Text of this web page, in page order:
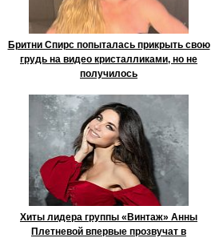
Бритни Спирс попыталась прикрыть свою
грудь на видео кристалликами, но не
получилось
Хиты лидера группы «Винтаж» Анны
Плетневой впервые прозвучат в